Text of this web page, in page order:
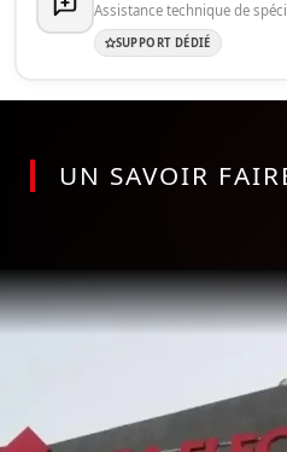
Assistance technique de
SUPPORT DÉDIÉ
UN SAVOIR